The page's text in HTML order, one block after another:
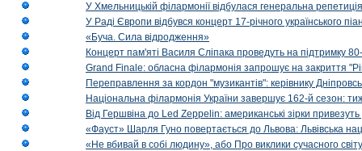
У Хмельницькій філармонії відбулася генеральна
У Раді Європи відбувся концерт 17-річного українського
«Буча. Сила відродження»
Концерт пам'яті Василя Сліпака проведуть на підтримку
Grand Finale: обласна філармонія запрошує на закриття
Переправлення за кордон "музикантів": керівнику
Національна філармонія України завершує 162-й сезон:
Від Гершвіна до Led Zeppelin: американські зірки
«Фауст» Шарля Гуно повертається до Львова: Львівська
«Не вбивай в собі людину», або Про виклики сучасного світу